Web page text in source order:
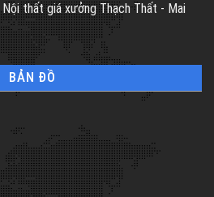
Nội thất giá xưởng Thạch Thất - Mai
BẢN ĐỒ